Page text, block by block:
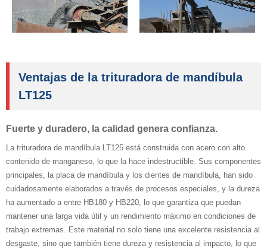
Ventajas de la trituradora de mandíbula
LT125
Fuerte y duradero, la calidad genera confianza.
La trituradora de mandíbula LT125 está construida con acero con alto
contenido de manganeso, lo que la hace indestructible. Sus componentes
principales, la placa de mandíbula y los dientes de mandíbula, han sido
cuidadosamente elaborados a través de procesos especiales, y la dureza
ha aumentado a entre HB180 y HB220, lo que garantiza que puedan
mantener una larga vida útil y un rendimiento máximo en condiciones de
trabajo extremas. Este material no solo tiene una excelente resistencia al
desgaste, sino que también tiene dureza y resistencia al impacto, lo que